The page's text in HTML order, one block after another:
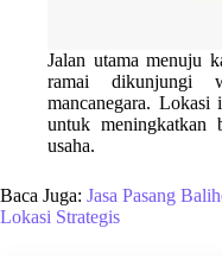
Jalan utama menuju
ramai dikunjungi
mancanegara.
untuk meningkatkan
usaha.
Baca Juga: Jasa Pasang
Lokasi Strategis